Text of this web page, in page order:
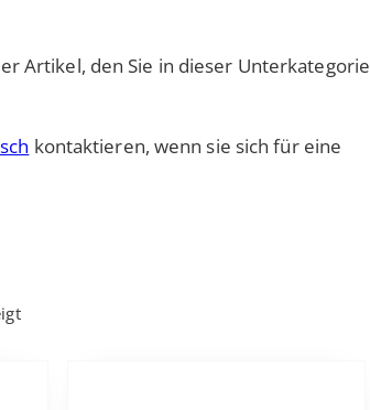
Artikel, den Sie in dieser Unterkategorie
kontaktieren, wenn sie sich für eine